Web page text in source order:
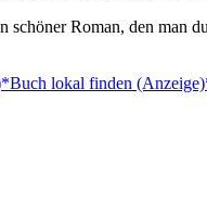
schöner Roman, den man
Buch lokal finden